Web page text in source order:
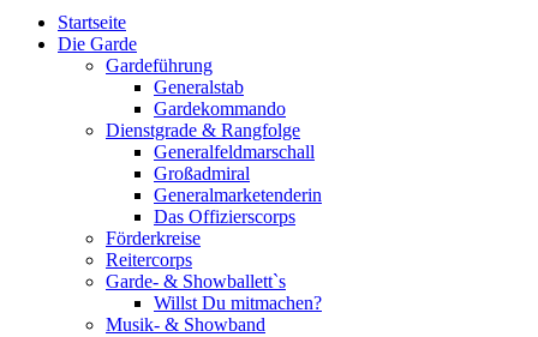
Startseite
Die Garde
Gardeführung
Generalstab
Gardekommando
Dienstgrade & Rangfolge
Generalfeldmarschall
Großadmiral
Generalmarketenderin
Das Offizierscorps
Förderkreise
Reitercorps
Garde- & Showballett`s
Willst Du mitmachen?
Musik- & Showband